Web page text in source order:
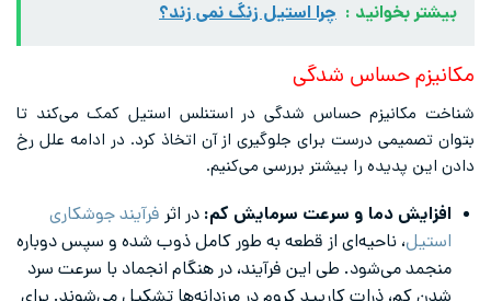
بیشتر بخوانید : چرا استیل زنگ نمی زند؟
مکانیزم حساس شدگی
شناخت مکانیزم حساس شدگی در استنلس استیل کمک می‌کند تا
بتوان تصمیمی درست برای جلوگیری از آن اتخاذ کرد. در ادامه علل رخ
دادن این پدیده را بیشتر بررسی می‌کنیم.
افزایش دما و سرعت سرمایش کم: در اثر فرآیند جوشکاری
استیل، ناحیه‌ای از قطعه به طور کامل ذوب شده و سپس دوباره
منجمد می‌شود. طی این فرآیند، در هنگام انجماد با سرعت سرد